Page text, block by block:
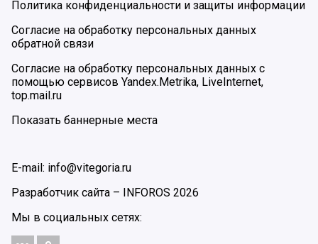
Политика конфиденциальности и защиты информации
Согласие на обработку персональных данных
обратной связи
Согласие на обработку персональных данных с
помощью сервисов Yandex.Metrika, LiveInternet,
top.mail.ru
Показать баннерные места
E-mail: info@vitegoria.ru
Разработчик сайта – INFOROS 2026
Мы в социальных сетях: